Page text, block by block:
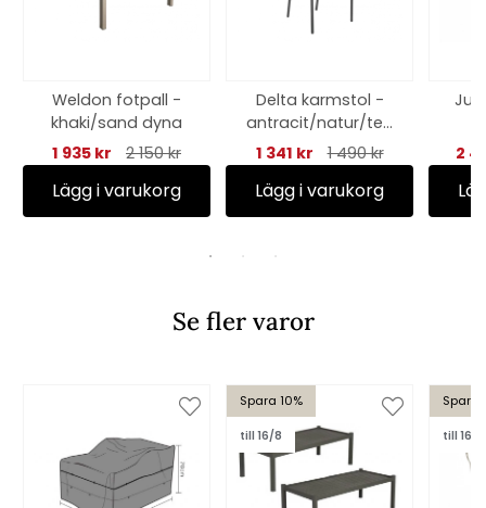
Weldon fotpall -
khaki/sand dyna
1 935 kr
2 150 kr
Lägg i varukorg
Delta karmstol -
antracit/natur/ted
dy black
1 341 kr 1 490 kr
Lägg i varukorg
2
Se fler varor
Spara 10%
till 16/8
Spara
till 16/8